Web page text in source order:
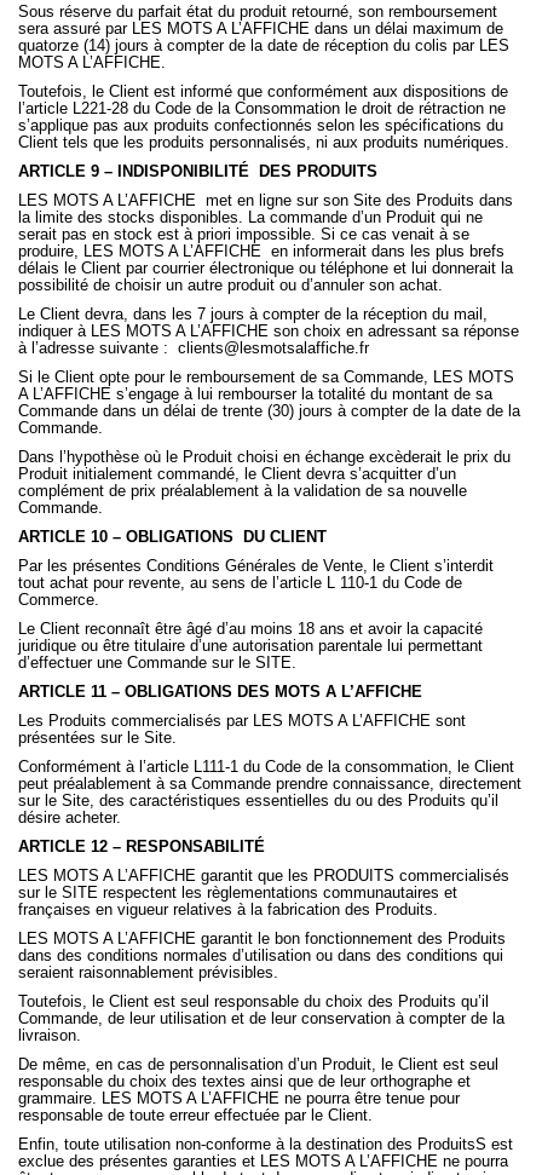
Sous réserve du parfait état du produit retourné, son remboursement
sera assuré par LES MOTS A L’AFFICHE dans un délai maximum de
quatorze (14) jours à compter de la date de réception du colis par LES
MOTS A L’AFFICHE.
Toutefois, le Client est informé que conformément aux dispositions de
l’article L221-28 du Code de la Consommation le droit de rétraction ne
s’applique pas aux produits confectionnés selon les spécifications du
Client tels que les produits personnalisés, ni aux produits numériques.
ARTICLE 9 – INDISPONIBILITÉ
DES PRODUITS
LES MOTS A L’AFFICHE met en ligne sur son Site des Produits dans
la limite des stocks disponibles. La commande d’un Produit qui ne
serait pas en stock est à priori impossible. Si ce cas venait à se
produire, LES MOTS A L’AFFICHE en informerait dans les plus brefs
délais le Client par courrier électronique ou téléphone et lui donnerait la
possibilité de choisir un autre produit ou d’annuler son achat.
Le Client devra, dans les 7 jours à compter de la réception du mail,
indiquer à LES MOTS A L’AFFICHE son choix en adressant sa réponse
à l’adresse suivante : clients@lesmotsalaffiche.fr
Si le Client opte pour le remboursement de sa Commande, LES MOTS
A L’AFFICHE s’engage à lui rembourser la totalité du montant de sa
Commande dans un délai de trente (30) jours à compter de la date de la
Commande.
Dans l’hypothèse où le Produit choisi en échange excèderait le prix du
Produit initialement commandé, le Client devra s’acquitter d’un
complément de prix préalablement à la validation de sa nouvelle
Commande.
ARTICLE 10 – OBLIGATIONS
DU CLIENT
Par les présentes Conditions Générales de Vente, le Client s’interdit
tout achat pour revente, au sens de l’article L 110-1 du Code de
Commerce.
Le Client reconnaît être âgé d’au moins 18 ans et avoir la capacité
juridique ou être titulaire d’une autorisation parentale lui permettant
d’effectuer une Commande sur le SITE.
ARTICLE 11 – OBLIGATIONS DES MOTS A L’AFFICHE
Les Produits commercialisés par LES MOTS A L’AFFICHE sont
présentées sur le Site.
Conformément à l’article L111-1 du Code de la consommation, le Client
peut préalablement à sa Commande prendre connaissance, directement
sur le Site, des caractéristiques essentielles du ou des Produits qu’il
désire acheter.
ARTICLE 12 – RESPONSABILITÉ
LES MOTS A L’AFFICHE garantit que les PRODUITS commercialisés
sur le SITE respectent les règlementations communautaires et
françaises en vigueur relatives à la fabrication des Produits.
LES MOTS A L’AFFICHE garantit le bon fonctionnement des Produits
dans des conditions normales d’utilisation ou dans des conditions qui
seraient raisonnablement prévisibles.
Toutefois, le Client est seul responsable du choix des Produits qu’il
Commande, de leur utilisation et de leur conservation à compter de la
livraison.
De même, en cas de personnalisation d’un Produit, le Client est seul
responsable du choix des textes ainsi que de leur orthographe et
grammaire. LES MOTS A L’AFFICHE ne pourra être tenue pour
responsable de toute erreur effectuée par le Client.
Enfin, toute utilisation non-conforme à la destination des ProduitsS est
exclue des présentes garanties et LES MOTS A L’AFFICHE ne pourra